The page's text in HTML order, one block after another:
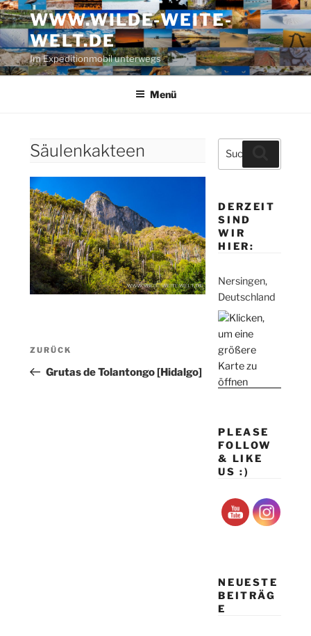
Zum
Inhalt
springen
WWW.WILDE-WEITE-
WELT.DE
Im Expeditionmobil unterwegs
Menü
Säulenkakteen
Beitragsnavigation
Vorheriger
Beitrag
ZURÜCK
Grutas de Tolantongo [Hidalgo]
Suche
nach:
DERZEIT
SIND
WIR
HIER:
Nersingen,
Deutschland
PLEASE
FOLLOW
& LIKE
US :)
NEUESTE
BEITRÄG
E